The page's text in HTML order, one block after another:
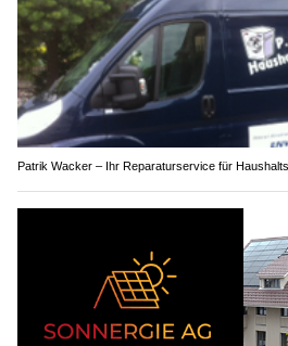
Patrik Wacker – Ihr Reparaturservice für